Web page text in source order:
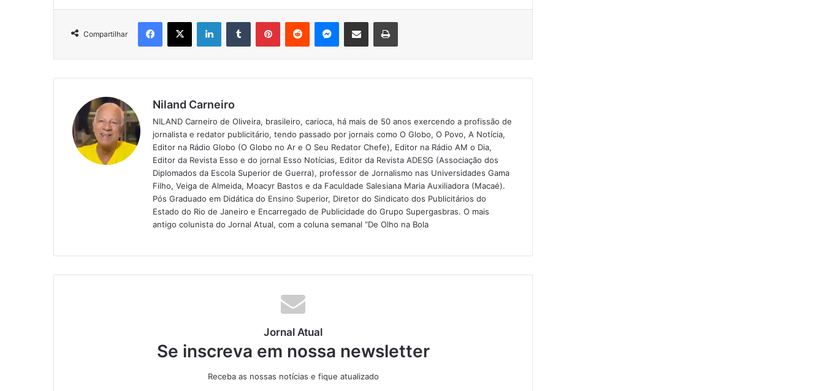
Compartilhar
Niland Carneiro
NILAND Carneiro de Oliveira, brasileiro, carioca, há mais de 50 anos exercendo a profissão de
jornalista e redator publicitário, tendo passado por jornais como O Globo, O Povo, A Notícia,
Editor na Rádio Globo (O Globo no Ar e O Seu Redator Chefe), Editor na Rádio AM o Dia,
Editor da Revista Esso e do jornal Esso Notícias, Editor da Revista ADESG (Associação dos
Diplomados da Escola Superior de Guerra), professor de Jornalismo nas Universidades Gama
Filho, Veiga de Almeida, Moacyr Bastos e da Faculdade Salesiana Maria Auxiliadora (Macaé).
Pós Graduado em Didática do Ensino Superior, Diretor do Sindicato dos Publicitários do
Estado do Rio de Janeiro e Encarregado de Publicidade do Grupo Supergasbras. O mais
antigo colunista do Jornal Atual, com a coluna semanal “De Olho na Bola
Jornal Atual
Se inscreva em nossa newsletter
Receba as nossas notícias e fique atualizado